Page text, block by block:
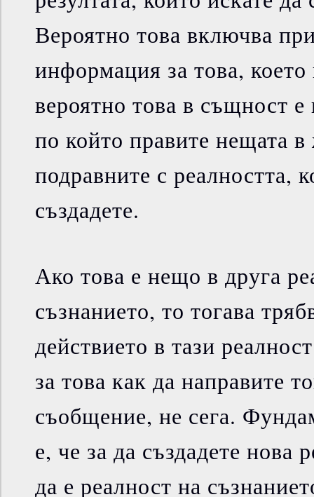
Вероятно това включва
информация за това, което
вероятно това в същност
по който правите нещата
подравните с реалността,
създадете.
Ако това е нещо в друга
съзнанието, то тогава
действието в тази
за това как да направите
съобщение, не сега.
е, че за да създадете нова
да е реалност на